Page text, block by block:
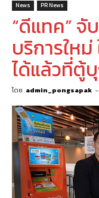
News PR News
“ดีแทค” จั
บริการให
ได้แล้วที่ตู้
โดย admin_pongsapak -